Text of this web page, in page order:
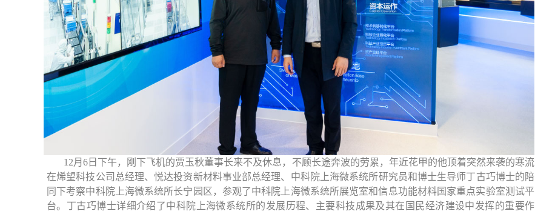
12月6日下午，刚下飞机的贾玉秋董事长来不及休息，不顾长途奔波的劳累，年近花甲的他顶着突然来袭的寒流
在烯望科技公司 总经理、悦达投资新材料事业部总经理、中科院上海微系统所研究员和博士生导师丁古巧博士的陪
同下考察中科院上海微系统所长宁园区，参观了中科院上海微系统所展览室和信息功能材料国家重点实验室测试平
台。丁古巧博士详细介绍了中科院上海微系统所的发展历程、主要科技成果及其在国民经济建设中发挥的重要作